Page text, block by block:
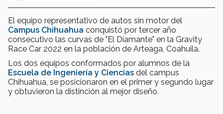
El equipo representativo de autos sin motor del
Campus Chihuahua conquistó por tercer año
consecutivo las curvas de "El Diamante" en la Gravity
Race Car 2022 en la población de Arteaga, Coahuila.
Los dos equipos conformados por alumnos de la
Escuela de Ingeniería y Ciencias del campus
Chihuahua, se posicionaron en el primer y segundo lugar
y obtuvieron la distinción al mejor diseño.